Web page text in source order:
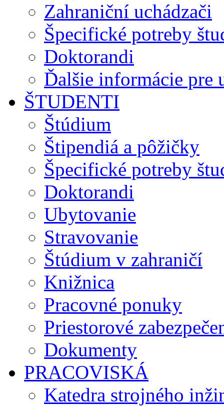
Zahraniční uchádzači
Špecifické potreby
Doktorandi
Ďalšie informácie pre
ŠTUDENTI
Štúdium
Štipendiá a pôžičky
Špecifické potreby
Doktorandi
Ubytovanie
Stravovanie
Štúdium v zahraničí
Knižnica
Pracovné ponuky
Priestorové
Dokumenty
PRACOVISKÁ
Katedra strojného